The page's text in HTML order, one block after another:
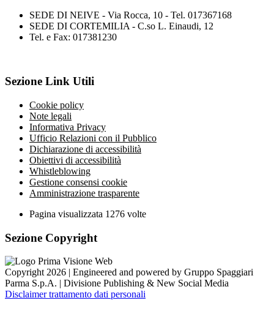
SEDE DI NEIVE - Via Rocca, 10 - Tel. 017367168
SEDE DI CORTEMILIA - C.so L. Einaudi, 12
Tel. e Fax: 017381230
Sezione Link Utili
Cookie policy
Note legali
Informativa Privacy
Ufficio Relazioni con il Pubblico
Dichiarazione di accessibilità
Obiettivi di accessibilità
Whistleblowing
Gestione consensi cookie
Amministrazione trasparente
Pagina visualizzata 1276 volte
Sezione Copyright
Copyright 2026 | Engineered and powered by Gruppo Spaggiari
Parma S.p.A. | Divisione Publishing & New Social Media
Disclaimer trattamento dati personali